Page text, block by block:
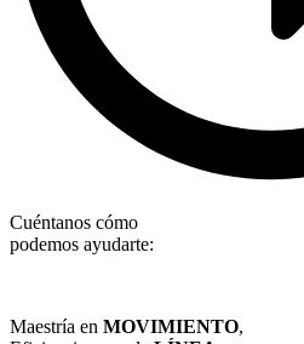
Cuéntanos cómo
podemos ayudarte:
Maestría en MOVIMIENTO,